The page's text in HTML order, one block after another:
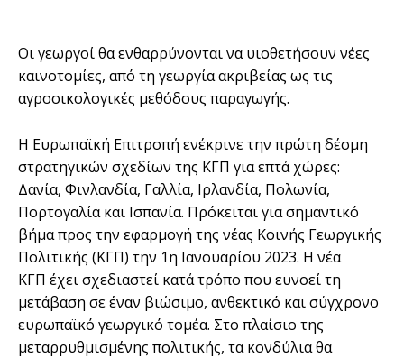
Οι γεωργοί θα ενθαρρύνονται να υιοθετήσουν νέες
καινοτομίες, από τη γεωργία ακριβείας ως τις
αγροοικολογικές μεθόδους παραγωγής.
Η Ευρωπαϊκή Επιτροπή ενέκρινε την πρώτη δέσμη
στρατηγικών σχεδίων της ΚΓΠ για επτά χώρες:
Δανία, Φινλανδία, Γαλλία, Ιρλανδία, Πολωνία,
Πορτογαλία και Ισπανία. Πρόκειται για σημαντικό
βήμα προς την εφαρμογή της νέας Κοινής Γεωργικής
Πολιτικής (ΚΓΠ) την 1η Ιανουαρίου 2023. Η νέα
ΚΓΠ έχει σχεδιαστεί κατά τρόπο που ευνοεί τη
μετάβαση σε έναν βιώσιμο, ανθεκτικό και σύγχρονο
ευρωπαϊκό γεωργικό τομέα. Στο πλαίσιο της
μεταρρυθμισμένης πολιτικής, τα κονδύλια θα